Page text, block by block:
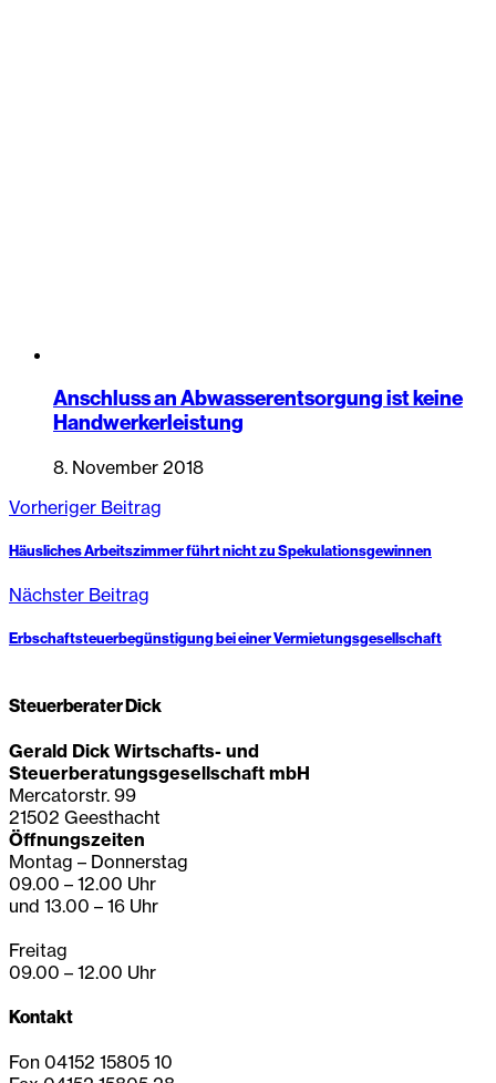
Anschluss an Abwasserentsorgung ist keine
Handwerkerleistung
8. November 2018
Vorheriger Beitrag
Häusliches Arbeitszimmer führt nicht zu Spekulationsgewinnen
Nächster Beitrag
Erbschaftsteuerbegünstigung bei einer Vermietungsgesellschaft
Steuerberater Dick
Gerald Dick Wirtschafts- und
Steuerberatungsgesellschaft mbH
Mercatorstr. 99
21502 Geesthacht
Öffnungszeiten
Montag – Donnerstag
09.00 – 12.00 Uhr
und 13.00 – 16 Uhr
Freitag
09.00 – 12.00 Uhr
Kontakt
Fon 04152 15805 10